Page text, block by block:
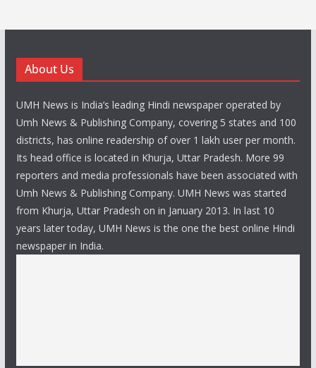
About Us
UMH News is India’s leading Hindi newspaper operated by
Umh News & Publishing Company, covering 5 states and 100
districts, has online readership of over 1 lakh user per month.
Its head office is located in Khurja, Uttar Pradesh. More 99
reporters and media professionals have been associated with
Umh News & Publishing Company. UMH News was started
from Khurja, Uttar Pradesh on in January 2013. In last 10
years later today, UMH News is the one the best online Hindi
newspaper in India.